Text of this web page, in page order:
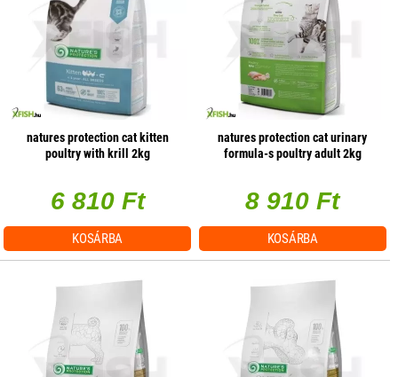
natures protection cat kitten
poultry with krill 2kg
6 810 Ft
KOSÁRBA
natures protection cat urinary
formula-s poultry adult 2kg
8 910 Ft
KOSÁRBA